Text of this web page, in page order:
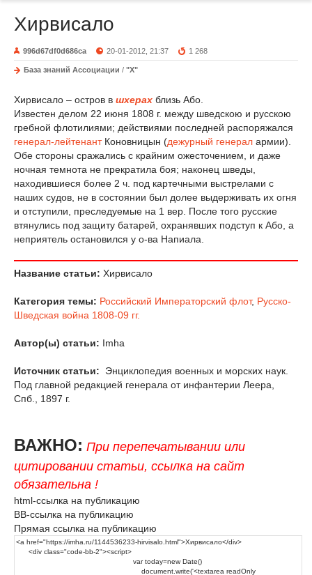
Хирвисало
996d67df0d686ca 20-01-2012, 21:37 1 268
База знаний Ассоциации / "Х"
Хирвисало – остров в шхерах близь Або.
Известен делом 22 июня 1808 г. между шведскою и русскою
гребной флотилиями; действиями последней распоряжался
генерал-лейтенантКоновницын (дежурный генерал армии).
Обе стороны сражались с крайним ожесточением, и даже
ночная темнота не прекратила боя; наконец шведы,
находившиеся более 2 ч. под картечными выстрелами с
наших судов, не в состоянии был долее выдерживать их огня
и отступили, преследуемые на 1 вер. После того русские
втянулись под защиту батарей, охранявших подступ к Або, а
неприятель остановился у о-ва Напиала.
Название статьи: Хирвисало
Категория темы: Российский Императорский флот, Русско-
Шведская война 1808-09 гг.
Автор(ы) статьи: Imha
Источник статьи:
Энциклопедия военных и морских наук.
Под главной редакцией генерала от инфантерии Леера,
Спб., 1897 г.
ВАЖНО: При перепечатывании или
цитировании статьи, ссылка на сайт
обязательна !
html-ссылка на публикацию
BB-ссылка на публикацию
Прямая ссылка на публикацию